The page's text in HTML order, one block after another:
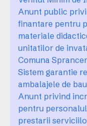
Anunt public
finantare pentru
materiale
unitatilor de
Comuna
Sistem garantie
ambalajele de
Anunt privind
pentru
prestarii